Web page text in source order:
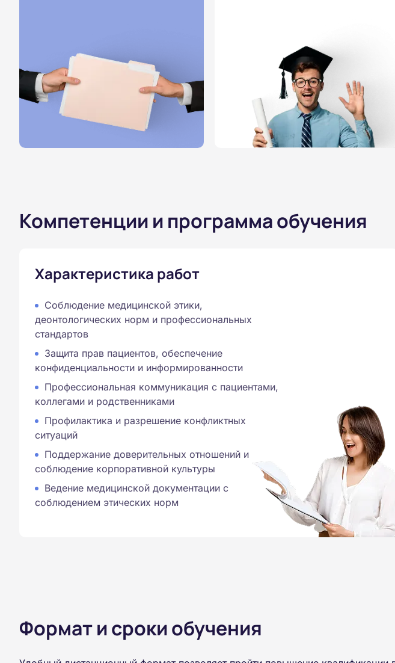
Компетенции и программа обучения
Характеристика работ
Соблюдение медицинской этики,
деонтологических норм и профессиональных
стандартов
Защита прав пациентов, обеспечение
конфиденциальности и информированности
Профессиональная коммуникация с пациентами,
коллегами и родственниками
Профилактика и разрешение конфликтных
ситуаций
Поддержание доверительных отношений и
соблюдение корпоративной культуры
Ведение медицинской документации с
соблюдением этических норм
Формат и сроки обучения